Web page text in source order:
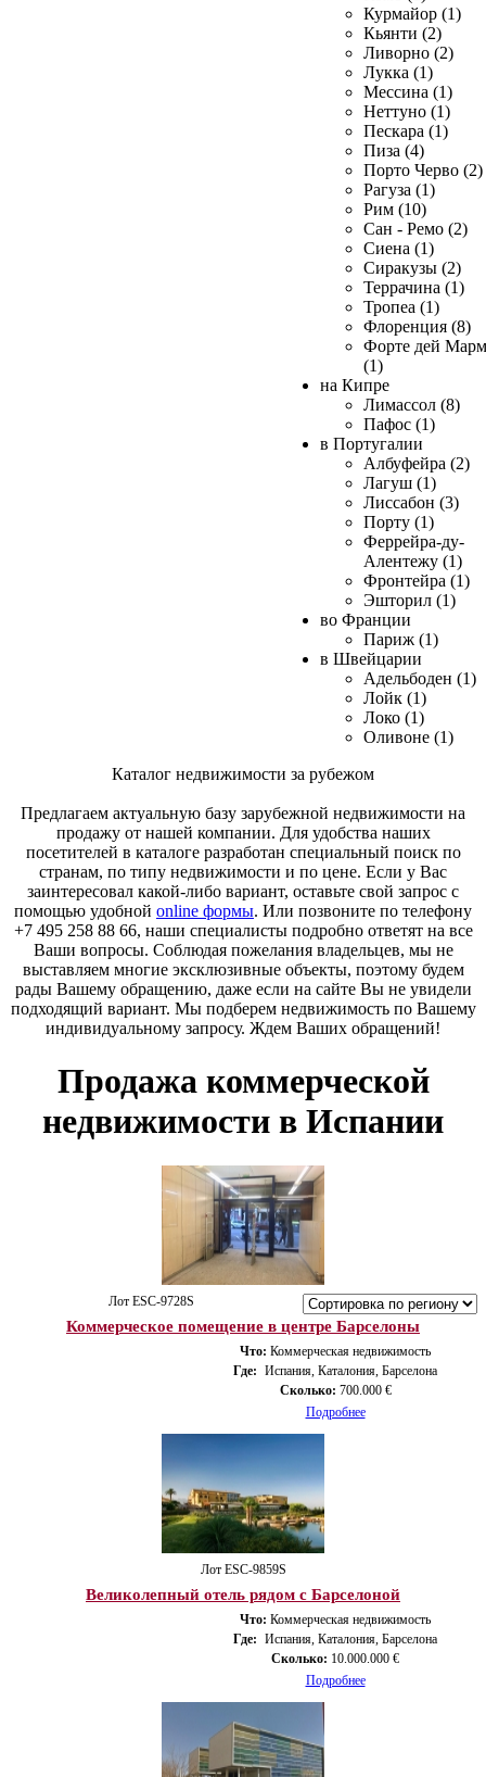
Курмайор (1)
Кьянти (2)
Ливорно (2)
Лукка (1)
Мессина (1)
Неттуно (1)
Пескара (1)
Пиза (4)
Порто Черво (2)
Рагуза (1)
Рим (10)
Сан - Ремо (2)
Сиена (1)
Сиракузы (2)
Террачина (1)
Тропеа (1)
Флоренция (8)
Форте дей
(1)
на Кипре
Лимассол (8)
Пафос (1)
в Португалии
Албуфейра (2)
Лагуш (1)
Лиссабон (3)
Порту (1)
Феррейра-ду-
Алентежу (1)
Фронтейра (1)
Эшторил (1)
во Франции
Париж (1)
в Швейцарии
Адельбоден (1)
Лойк (1)
Локо (1)
Оливоне (1)
Каталог недвижимости за рубежом
Предлагаем актуальную базу зарубежной недвижимости на
продажу от нашей компании. Для удобства наших
посетителей в каталоге разработан специальный поиск по
странам, по типу недвижимости и по цене. Если у Вас
заинтересовал какой-либо вариант, оставьте свой запрос с
помощью удобной online формы. Или позвоните по телефону
+7 495 258 88 66, наши специалисты подробно ответят на все
Ваши вопросы. Соблюдая пожелания владельцев, мы не
выставляем многие эксклюзивные объекты, поэтому будем
рады Вашему обращению, даже если на сайте Вы не увидели
подходящий вариант. Мы подберем недвижимость по Вашему
индивидуальному запросу. Ждем Ваших обращений!
Продажа коммерческой
недвижимости в Испании
Лот ESС-9728S
Коммерческое помещение в центре Барселоны
Что: Коммерческая недвижимость
Где: Испания, Каталония, Барселона
Сколько: 700.000 €
Подробнее
Лот ESС-9859S
Великолепный отель рядом с Барселоной
Что: Коммерческая недвижимость
Где: Испания, Каталония, Барселона
Сколько: 10.000.000 €
Подробнее